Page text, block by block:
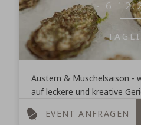
-
Austern & Muschelsaison -
auf leckere und kreative
nach Verfügbarkeit bieten
...
EVENT ANFRAGEN